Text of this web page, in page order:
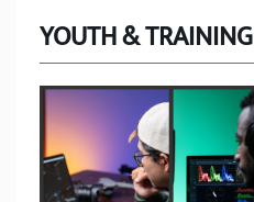
YOUTH & TRAINING